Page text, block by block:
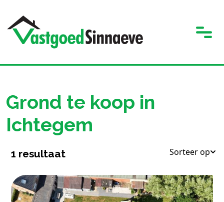
Grond te koop in
Ichtegem
1 resultaat Sorteer op